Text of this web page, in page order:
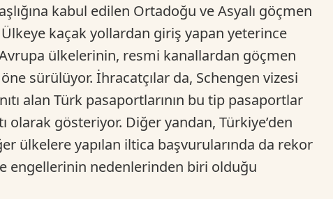
kabul edilen Ortadoğu ve Asyalı göçmen
Ülkeye kaçak yollardan giriş yapan yeterince
ülkelerinin, resmi kanallardan göçmen
sürülüyor. İhracatçılar da, Schengen vizesi
alan Türk pasaportlarının bu tip pasaportlar
olarak gösteriyor. Diğer yandan, Türkiye’den
ülkelere yapılan iltica başvurularında da rekor
engellerinin nedenlerinden biri olduğu